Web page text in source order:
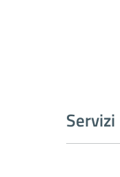
Servizi